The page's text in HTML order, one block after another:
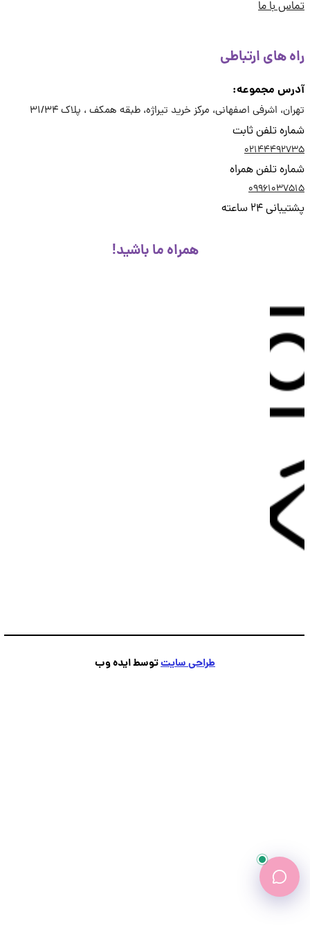
با ما
های ارتباطی
مجموعه:
اشرفی اصفهانی، مرکز خرید تیراژه، طبقه همکف ، پلاک 31/34
تلفن ثابت
تلفن همراه
24 ساعته
همراه ما باشید!
طراحی سایتتوسط ایده وب